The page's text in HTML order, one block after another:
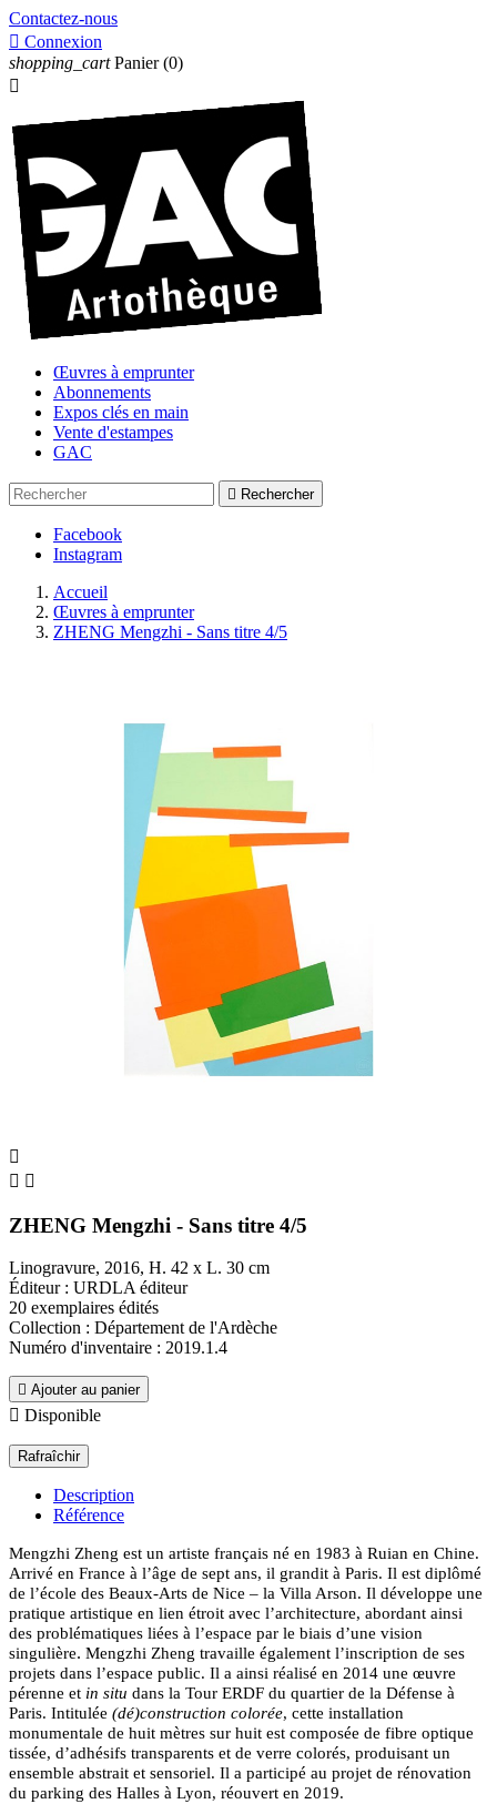
Contactez-nous
 Connexion
shopping_cart Panier (0)

Œuvres à emprunter
Abonnements
Expos clés en main
Vente d'estampes
GAC
 Rechercher
Facebook
Instagram
Accueil
Œuvres à emprunter
ZHENG Mengzhi - Sans titre 4/5

 
ZHENG Mengzhi - Sans titre 4/5
Linogravure, 2016, H. 42 x L. 30 cm
Éditeur : URDLA éditeur
20 exemplaires édités
Collection : Département de l'Ardèche
Numéro d'inventaire : 2019.1.4
 Ajouter au panier
 Disponible
Description
Référence
Mengzhi Zheng est un artiste français né en 1983 à Ruian en Chine.
Arrivé en France à l’âge de sept ans, il grandit à Paris. Il est diplômé
de l’école des Beaux-Arts de Nice – la Villa Arson. Il développe une
pratique artistique en lien étroit avec l’architecture, abordant ainsi
des problématiques liées à l’espace par le biais d’une vision
singulière. Mengzhi Zheng travaille également l’inscription de ses
projets dans l’espace public. Il a ainsi réalisé en 2014 une œuvre
pérenne et in situ dans la Tour ERDF du quartier de la Défense à
Paris. Intitulée (dé)construction colorée, cette installation
monumentale de huit mètres sur huit est composée de fibre optique
tissée, d’adhésifs transparents et de verre colorés, produisant un
ensemble abstrait et sensoriel. Il a participé au projet de rénovation
du parking des Halles à Lyon, réouvert en 2019.